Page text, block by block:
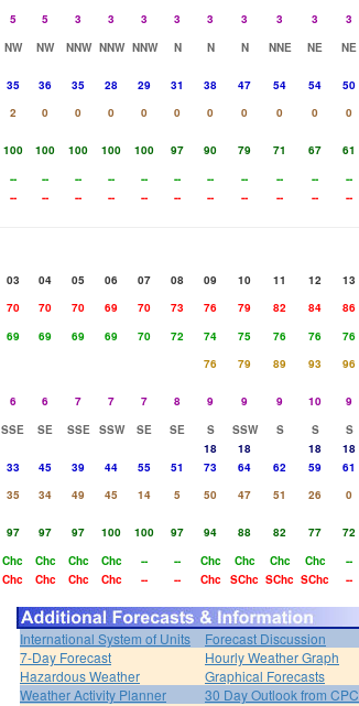
5 5 3 3 3 3 3 3 3 3 3
NW NW NNW NNW NNW N N N NNE NE NE
35 36 35 28 29 31 38 47 54 54 50
2 0 0 0 0 0 0 0 0 0 0
100 100 100 100 100 97 90 79 71 67 61
-- -- -- -- -- -- -- -- -- -- --
-- -- -- -- -- -- -- -- -- -- --
03 04 05 06 07 08 09 10 11 12 13
70 70 70 69 70 73 76 79 82 84 86
69 69 69 69 70 72 74 75 76 76 76
76 79 89 93 96
6 6 7 7 7 8 9 9 9 10 9
SSE SE SSE SSW SE SE S SSW S S S
18 18 18 18
33 45 39 44 55 51 73 64 62 59 61
35 34 49 45 14 5 50 47 51 26 0
97 97 97 100 100 97 94 88 82 77 72
Chc Chc Chc Chc -- -- Chc Chc Chc Chc --
Chc Chc Chc Chc -- -- Chc SChc SChc SChc --
International System of Units
Forecast Discussion
7-Day Forecast
Hourly Weather Graph
Hazardous Weather
Graphical Forecasts
Weather Activity Planner
30 Day Outlook from CPC